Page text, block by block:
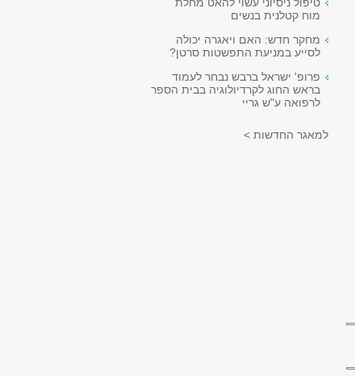
מוח קטלנית בנשים
מחקר חדש: האם ויאגרה יכולה
לסייע במניעת התפשטות סרטן?
פרופ' ישראל ברבש נבחר לעמוד
בראש החוג לקרדיולוגיה בבית הספר
לרפואה ע"ש גריי
למאגר החדשות >